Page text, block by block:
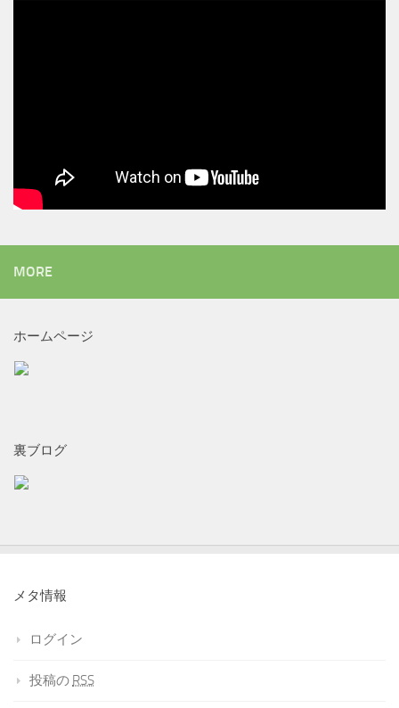
MORE
ホームページ
裏ブログ
メタ情報
ログイン
投稿の RSS